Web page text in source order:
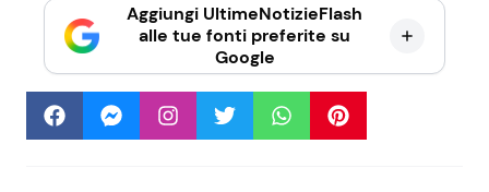
Aggiungi UltimeNotizieFlash
alle tue fonti preferite su
Google